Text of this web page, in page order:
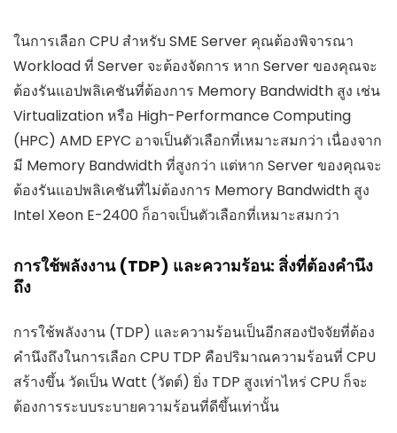
ในการเลือก CPU สำหรับ SME Server คุณต้องพิจารณา
Workload ที่ Server จะต้องจัดการ หาก Server ของคุณจะ
ต้องรันแอปพลิเคชันที่ต้องการ Memory Bandwidth สูง เช่น
Virtualization หรือ High-Performance Computing
(HPC) AMD EPYC อาจเป็นตัวเลือกที่เหมาะสมกว่า เนื่องจาก
มี Memory Bandwidth ที่สูงกว่า แต่หาก Server ของคุณจะ
ต้องรันแอปพลิเคชันที่ไม่ต้องการ Memory Bandwidth สูง
Intel Xeon E-2400 ก็อาจเป็นตัวเลือกที่เหมาะสมกว่า
การใช้พลังงาน (TDP) และความร้อน: สิ่งที่ต้องคำนึง
ถึง
การใช้พลังงาน (TDP) และความร้อนเป็นอีกสองปัจจัยที่ต้อง
คำนึงถึงในการเลือก CPU TDP คือปริมาณความร้อนที่ CPU
สร้างขึ้น วัดเป็น Watt (วัตต์) ยิ่ง TDP สูงเท่าไหร่ CPU ก็จะ
ต้องการระบบระบายความร้อนที่ดีขึ้นเท่านั้น